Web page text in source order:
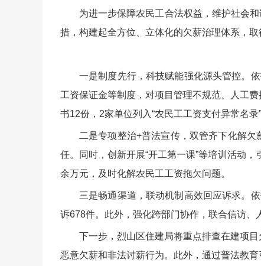
为进一步保障农民工合法权益，维护社会
措，构建起全方位、立体化的欠薪治理体系，取
一是制度先行，科技赋能强化源头管控。
工资保证金等制度，对项目管理不规范、人工
书12份，2家单位列入“农民工工资支付异常名录
二是专项整治+普法宣传，双管齐下化解
任。同时，创新开展“开工第一课”等培训活动
余万元，及时化解农民工工资拖欠问题。
三是畅通渠道，联动机制高效回应诉求。
诉678件。此外，强化跨部门协作，联合信访、
下一步，烈山区住建局将重点排查在建项
恶意欠薪和非法讨薪行为。此外，通过普法教